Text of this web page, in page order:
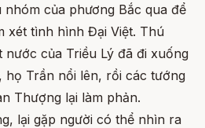
của phương Bắc qua để
xét tình hình Đại Việt. Thú
của Triều Lý đã đi xuống
họ Trần nổi lên, rồi các tướng
Thượng lại làm phản.
lại gặp người có thể nhìn ra